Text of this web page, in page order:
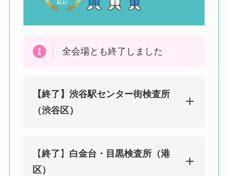
全会場とも終了しました
【終了】渋谷駅センター街検査所
（渋谷区）
【終了 】 白金台・目黒検査所（港
区）